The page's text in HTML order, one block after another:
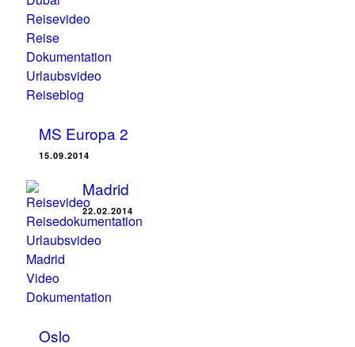
MS Europa 2
15.09.2014
Madrid
22.02.2014
Oslo